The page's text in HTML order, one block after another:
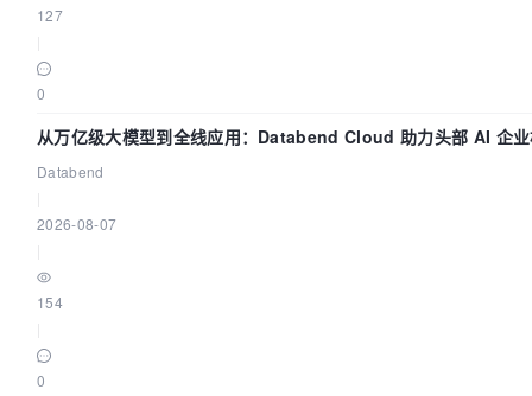
127
0
从万亿级大模型到全线应用：Databend Cloud 助力头部 AI 企
Trace 数据管道
Databend
2026-08-07
154
0